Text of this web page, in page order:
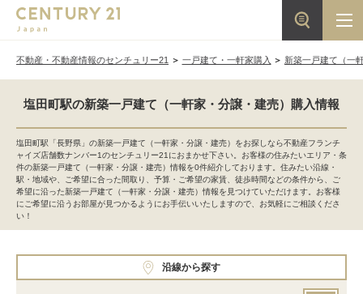
不動産・不動産情報のセンチュリー21 一戸建て・一軒家購入 新築一戸建て（一
塩田町駅の新築一戸建て（一軒家・分譲・建売）購入情報
塩田町駅「長野県」の新築一戸建て（一軒家・分譲・建売）をお探しなら不動産フランチ
ャイズ店舗数ナンバー1のセンチュリー21におまかせ下さい。お客様の住みたいエリア・条
件の新築一戸建て（一軒家・分譲・建売）情報を0件紹介しております。住みたい沿線・
駅・地域や、ご希望に合った間取り、予算・ご希望の家賃、徒歩時間などの条件から、ご
希望に沿った新築一戸建て（一軒家・分譲・建売）情報を見つけていただけます。お客様
にご希望に沿うお部屋が見つかるようにお手伝いいたしますので、お気軽にご相談くださ
い！
沿線から探す